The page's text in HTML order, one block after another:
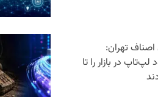
تهران:
در بازار را تا